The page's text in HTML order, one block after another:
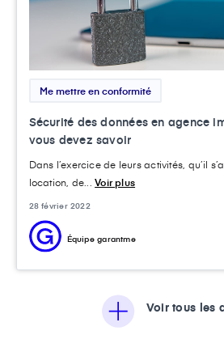
Me mettre en conformité
Sécurité des données en agence
vous devez savoir
Dans l’exercice de leurs activités, qu’il
location, de...Voir plus
28 février 2022
Équipe garantme
Voir tous les